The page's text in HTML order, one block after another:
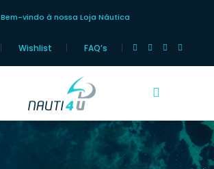
Bem-vindo à nossa Loja Náutica
Wishlist FAQ’s